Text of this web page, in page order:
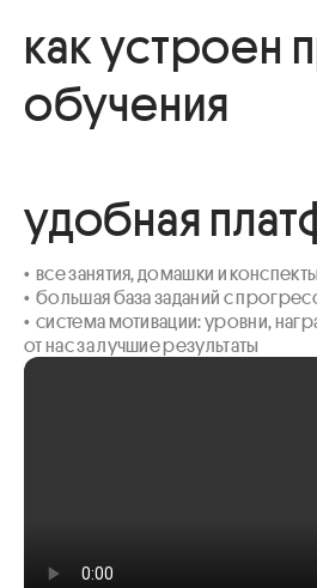
как устроен
обучения
удобная
•  все занятия, домашки и
•  большая база заданий с
•  система мотивации: уровни,
от нас за лучшие результаты